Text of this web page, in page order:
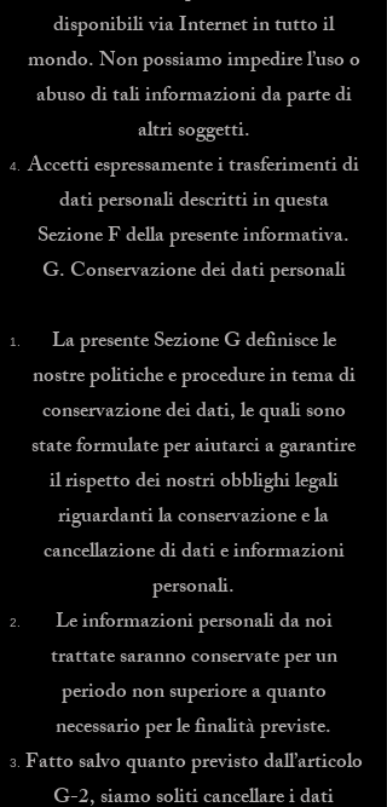
disponibili via Internet in tutto il
mondo. Non possiamo impedire l’uso o
abuso di tali informazioni da parte di
altri soggetti.
Accetti espressamente i trasferimenti di
dati personali descritti in questa
Sezione F della presente informativa.
G. Conservazione dei dati personali
La presente Sezione G definisce le
nostre politiche e procedure in tema di
conservazione dei dati, le quali sono
state formulate per aiutarci a garantire
il rispetto dei nostri obblighi legali
riguardanti la conservazione e la
cancellazione di dati e informazioni
personali.
Le informazioni personali da noi
trattate saranno conservate per un
periodo non superiore a quanto
necessario per le finalità previste.
Fatto salvo quanto previsto dall’articolo
G-2, siamo soliti cancellare i dati